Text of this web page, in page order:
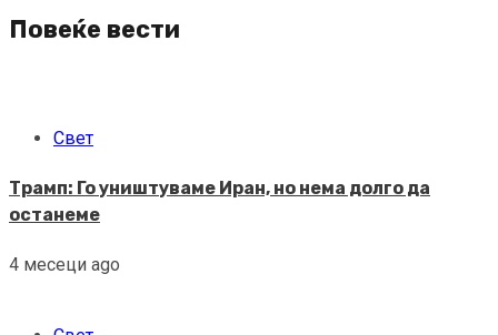
Повеќе вести
Свет
Трамп: Го уништуваме Иран, но нема долго да
останеме
4 месеци ago